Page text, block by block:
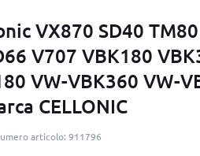
VX870 SD40
V707 VBK180
VW-VBK360 VW-
CELLONIC
articolo: 911796